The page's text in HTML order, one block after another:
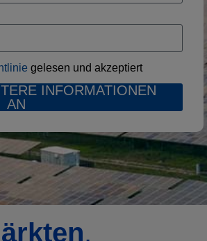
gelesen und akzeptiert
INFORMATIONEN
AN
,